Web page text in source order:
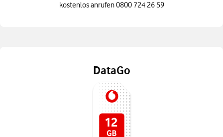
kostenlos anrufen 0800 724 26 59
DataGo